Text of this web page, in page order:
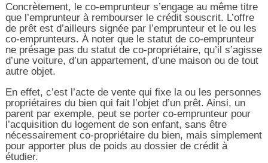
Concrètement, le co-emprunteur s’engage au même titre
que l’emprunteur à rembourser le crédit souscrit. L’offre
de prêt est d’ailleurs signée par l’emprunteur et le ou les
co-emprunteurs. À noter que le statut de co-emprunteur
ne présage pas du statut de co-propriétaire, qu’il s’agisse
d’une voiture, d’un appartement, d’une maison ou de tout
autre objet.
En effet, c’est l’acte de vente qui fixe la ou les personnes
propriétaires du bien qui fait l’objet d’un prêt. Ainsi, un
parent par exemple, peut se porter co-emprunteur pour
l’acquisition du logement de son enfant, sans être
nécessairement co-propriétaire du bien, mais simplement
pour apporter plus de poids au dossier de crédit à
étudier.